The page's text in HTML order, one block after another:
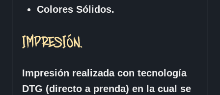
Colores Sólidos.
IMPRESIÓN.
Impresión realizada con tecnología
DTG (directo a prenda) en la cual se